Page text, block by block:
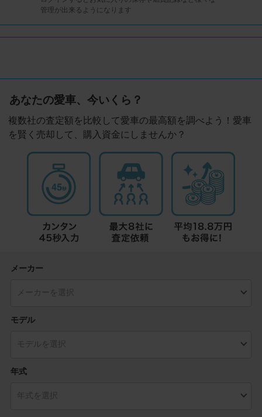
管理が出来るようになります
あなたの愛車、今いくら？
複数社の査定額を比較して愛車の最高額を調べよう！愛車
を賢く売却して、購入資金にしませんか？
メーカー
モデル
年式